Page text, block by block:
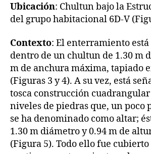
Ubicación: Chultun bajo la
del grupo habitacional 6D-V
Contexto: El enterramiento está
dentro de un chultun de 1.30 m
m de anchura máxima, tapiado
(Figuras 3 y 4). A su vez, está
tosca construcción
niveles de piedras que, un poco
se ha denominado como altar;
1.30 m diámetro y 0.94 m de
(Figura 5). Todo ello fue cubierto